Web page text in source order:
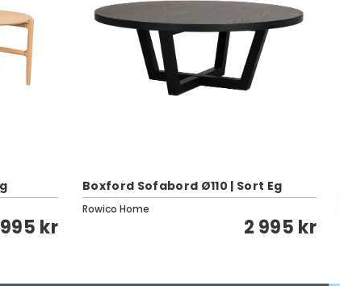
kr
Boxford Sofabord Ø110 | Sort Eg
Rowico Home
2 995 kr